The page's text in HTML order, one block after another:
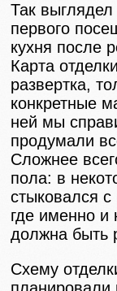
Так
первого
кухня после
Карта
развертка,
конкретные
ней мы
продумали
Сложнее
пола: в
стыковался
где именно и
должна быть
Схему